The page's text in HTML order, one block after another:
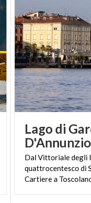
Lago di
D'Annunzio
Dal Vittoriale degli
quattrocentesco di